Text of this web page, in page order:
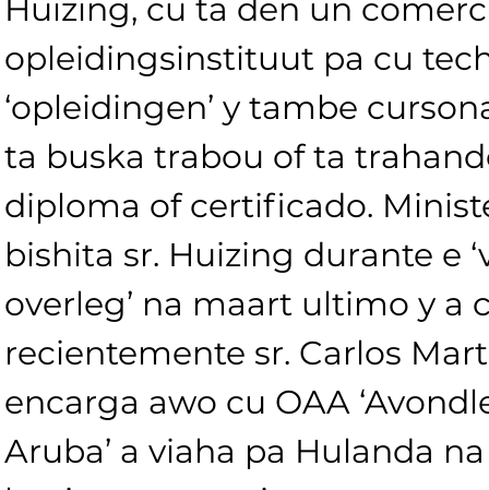
Huizing, cu ta den un
opleidingsinstituut pa cu
‘opleidingen’ y tambe
ta buska trabou of ta
diploma of certificado.
bishita sr. Huizing durante e
overleg’ na maart ultimo y a
recientemente sr. Carlos
encarga awo cu OAA
Aruba’ a viaha pa Hulanda